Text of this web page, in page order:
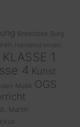
Breetlook Burg
Handelnd lernen
KLASSE 1
4 Kunst
Musik OGS
Martin